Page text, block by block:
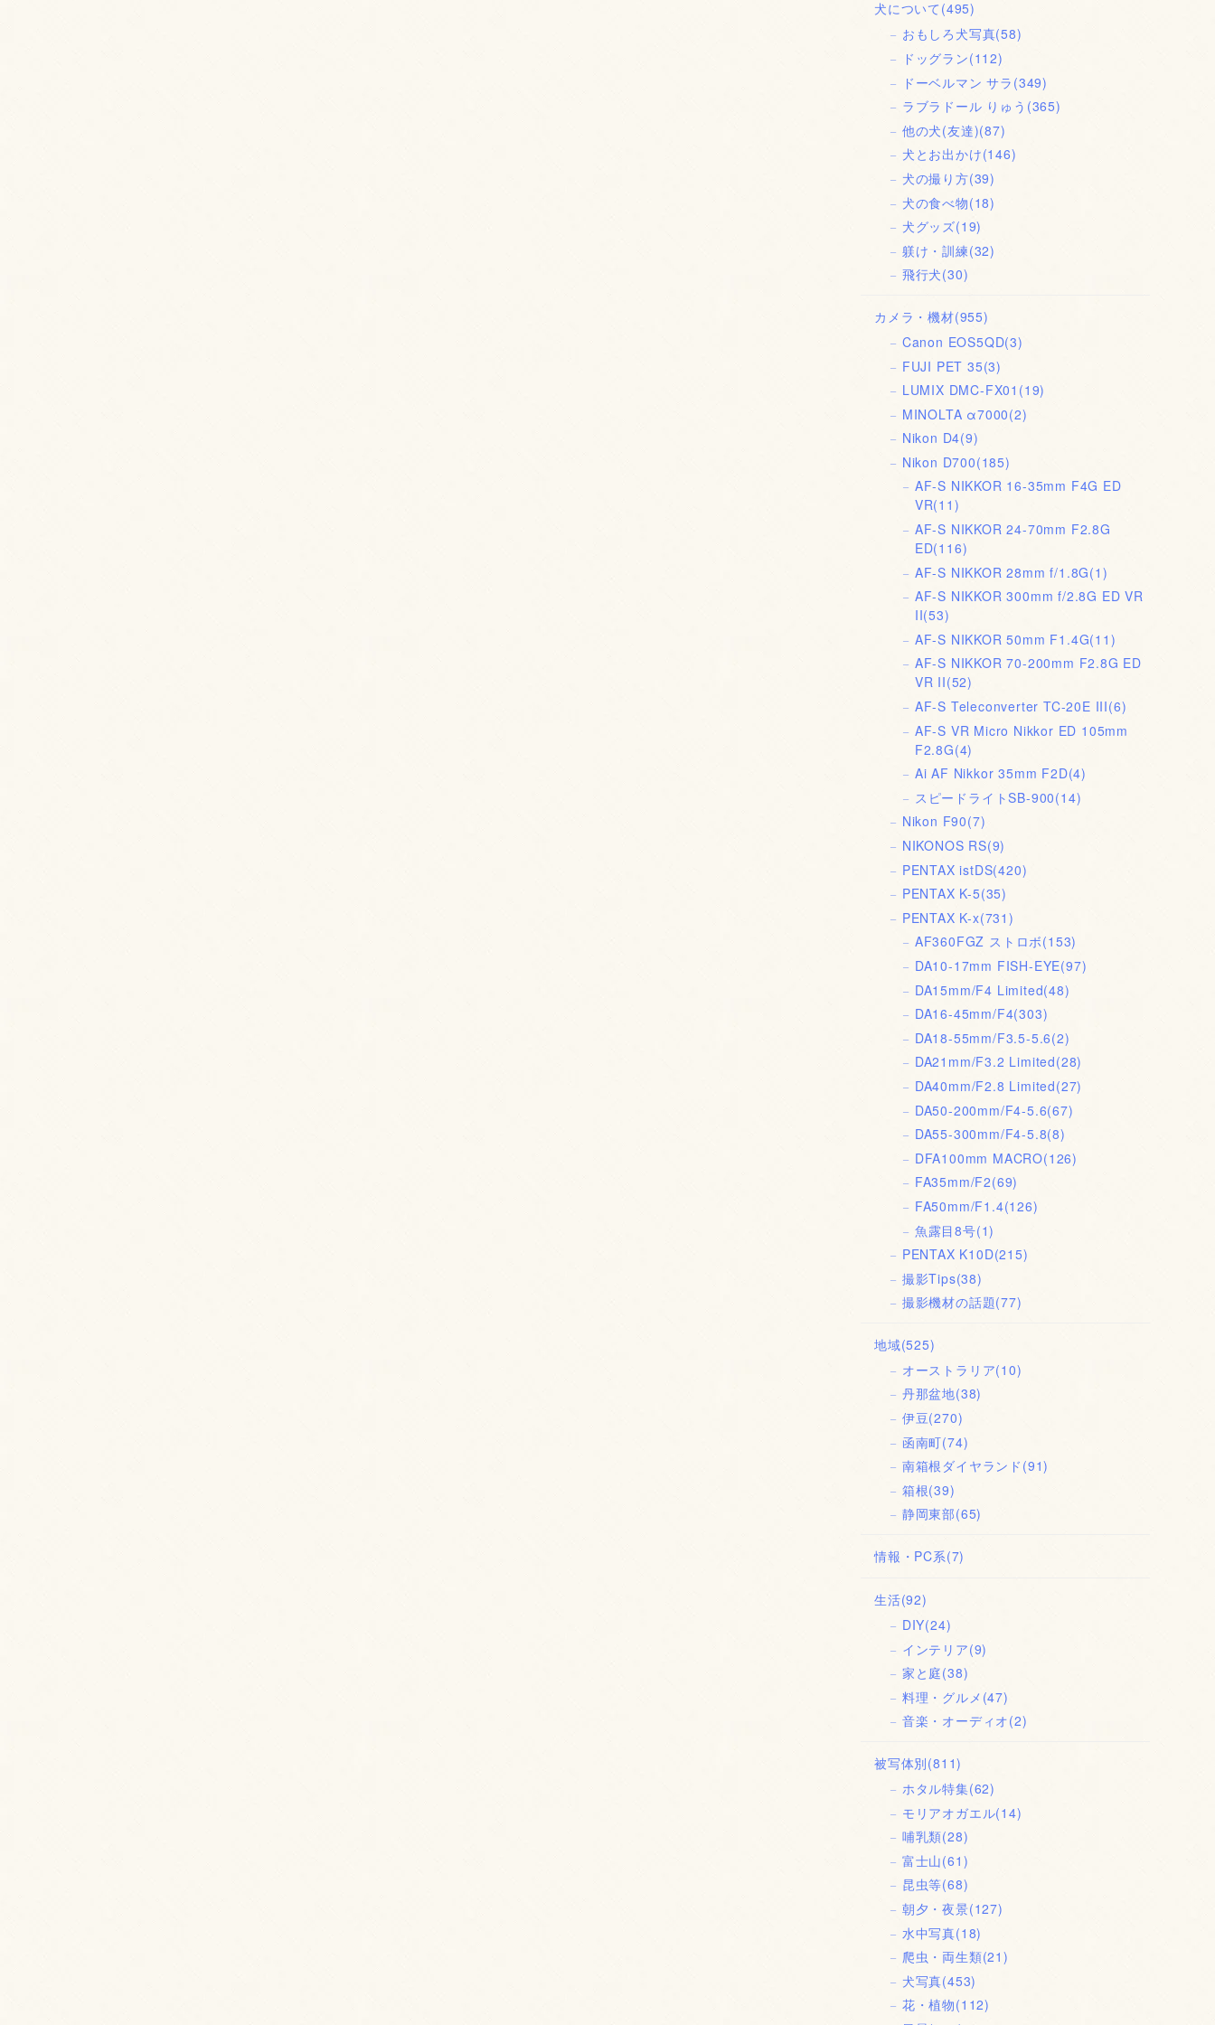
犬について (495)
おもしろ犬写真(58)
ドッグラン(112)
ドーベルマン サラ (349)
ラブラドール りゅう (365)
他の犬(友達)(87)
犬とお出かけ(146)
犬の撮り方(39)
犬の食べ物(18)
犬グッズ(19)
躾け・訓練(32)
飛行犬(30)
カメラ・機材(955)
Canon EOS5QD(3)
FUJI PET 35(3)
LUMIX DMC-FX01 (19)
MINOLTA α7000(2)
Nikon D4(9)
Nikon D700(185)
AF-S NIKKOR 16-35mm F4G ED
VR(11)
AF-S NIKKOR 24-70mm F2.8G
ED(116)
AF-S NIKKOR 28mm f/1.8G(1)
AF-S NIKKOR 300mm f/2.8G ED VR
II(53)
AF-S NIKKOR 50mm F1.4G(11)
AF-S NIKKOR 70-200mm F2.8G ED
VR II(52)
AF-S Teleconverter TC-20E III(6)
AF-S VR Micro Nikkor ED 105mm
F2.8G(4)
Ai AF Nikkor 35mm F2D(4)
スピードライトSB-900(14)
Nikon F90(7)
NIKONOS RS(9)
PENTAX istDS(420)
PENTAX K-5(35)
PENTAX K-x(731)
AF360FGZ ストロボ(153)
DA10-17mm FISH-EYE(97)
DA15mm/F4 Limited(48)
DA16-45mm/F4(303)
DA18-55mm/F3.5-5.6(2)
DA21mm/F3.2 Limited(28)
DA40mm/F2.8 Limited(27)
DA50-200mm/F4-5.6(67)
DA55-300mm/F4-5.8(8)
DFA100mm MACRO(126)
FA35mm/F2(69)
FA50mm/F1.4(126)
魚露目8号(1)
PENTAX K10D(215)
撮影Tips(38)
撮影機材の話題(77)
地域(525)
オーストラリア(10)
丹那盆地(38)
伊豆(270)
函南町(74)
南箱根ダイヤランド (91)
箱根(39)
静岡東部(65)
情報・PC系(7)
生活(92)
DIY(24)
インテリア(9)
家と庭(38)
料理・グルメ (47)
音楽・オーディオ(2)
被写体別(811)
ホタル特集(62)
モリアオガエル(14)
哺乳類(28)
富士山(61)
昆虫等(68)
朝夕・夜景(127)
水中写真(18)
爬虫・両生類(21)
犬写真(453)
花・植物(112)